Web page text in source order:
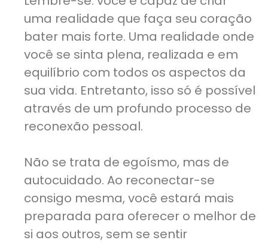
uma realidade que faça seu coração
bater mais forte. Uma realidade onde
você se sinta plena, realizada e em
equilíbrio com todos os aspectos da
sua vida. Entretanto, isso só é possível
através de um profundo processo de
reconexão pessoal.
Não se trata de egoísmo, mas de
autocuidado. Ao reconectar-se
consigo mesma, você estará mais
preparada para oferecer o melhor de
si aos outros, sem se sentir